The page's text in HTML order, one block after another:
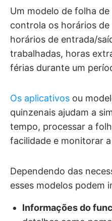
Um modelo de folha
controla os horários
horários de entrada/
trabalhadas, horas
férias durante um
Os aplicativos ou
quinzenais ajudam a
tempo, processar a
facilidade e monitorar
Dependendo das
esses modelos podem
Informações do